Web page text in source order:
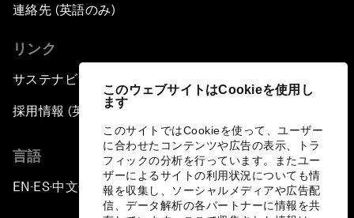
このウェブサイトはCookieを使用し
ます
このサイトではCookieを使って、ユーザー
に合わせたコンテンツや広告の表示、トラ
フィックの分析を行っています。またユー
ザーによるサイトの利用状況についても情
報を収集し、ソーシャルメディアや広告配
信、データ解析の各パートナーに情報を共
連絡先 (英語のみ)
リンク
サステナビリティへの取り組み
採用情報 (英語のみ)
言語
EN ▪ES▪中文▪ 日本語